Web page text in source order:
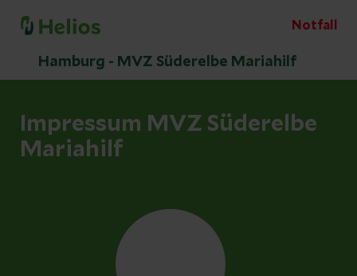
Notfall
Hamburg - MVZ Süderelbe Mariahilf
Impressum MVZ Süderelbe
Mariahilf